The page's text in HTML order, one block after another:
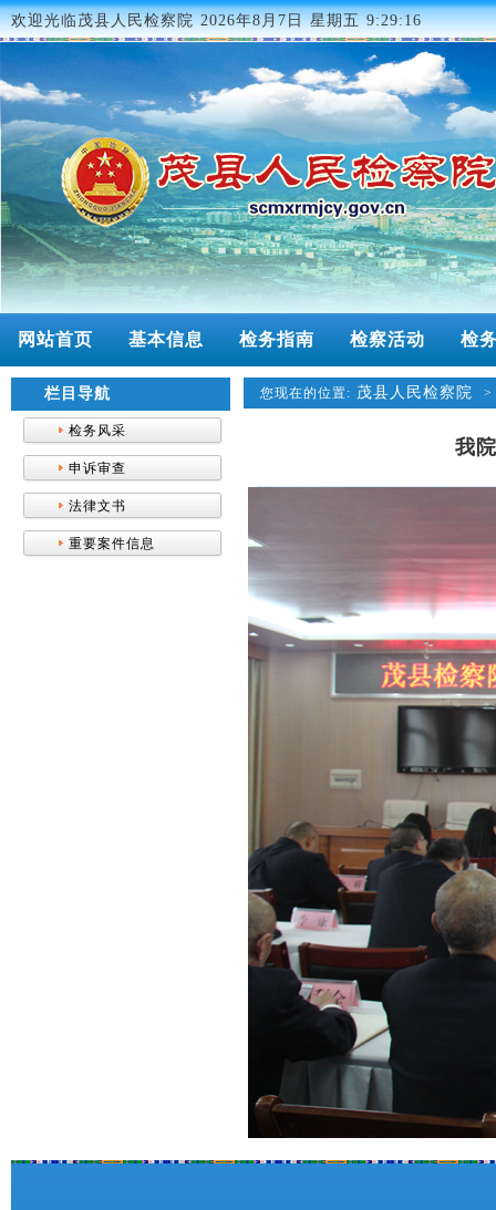
欢迎光临茂县人民检察院2026年8月7日 星期五 9:29:16
网站首页 基本信息 检务指南 检察活动 检
栏目导航
检务风采
申诉审查
法律文书
重要案件信息
您现在的位置: 茂县人民检察院
我